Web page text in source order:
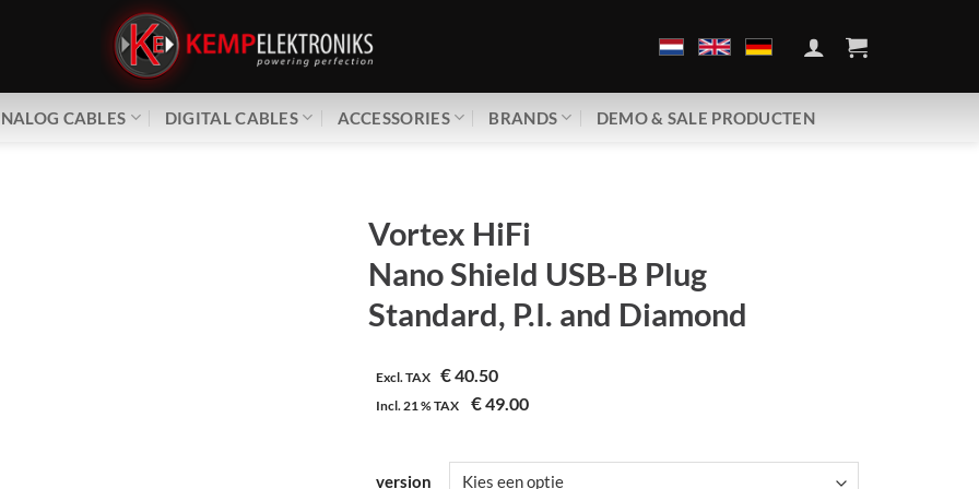
CABLES DIGITAL CABLES ACCESSORIES BRANDS DEMO & SALE PRODUCTEN
Vortex HiFi
Nano Shield USB-B Plug
Standard, P.I. and Diamond
Excl. TAX €40.50
Incl.21 %TAX €49.00
version